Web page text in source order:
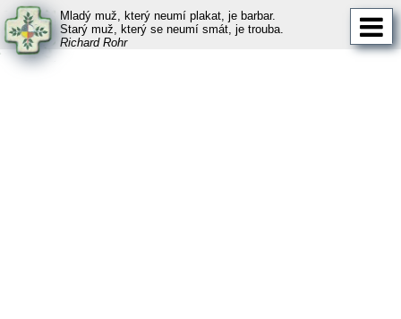
Mladý muž, který neumí plakat, je barbar.
Starý muž, který se neumí smát, je trouba.
Richard Rohr